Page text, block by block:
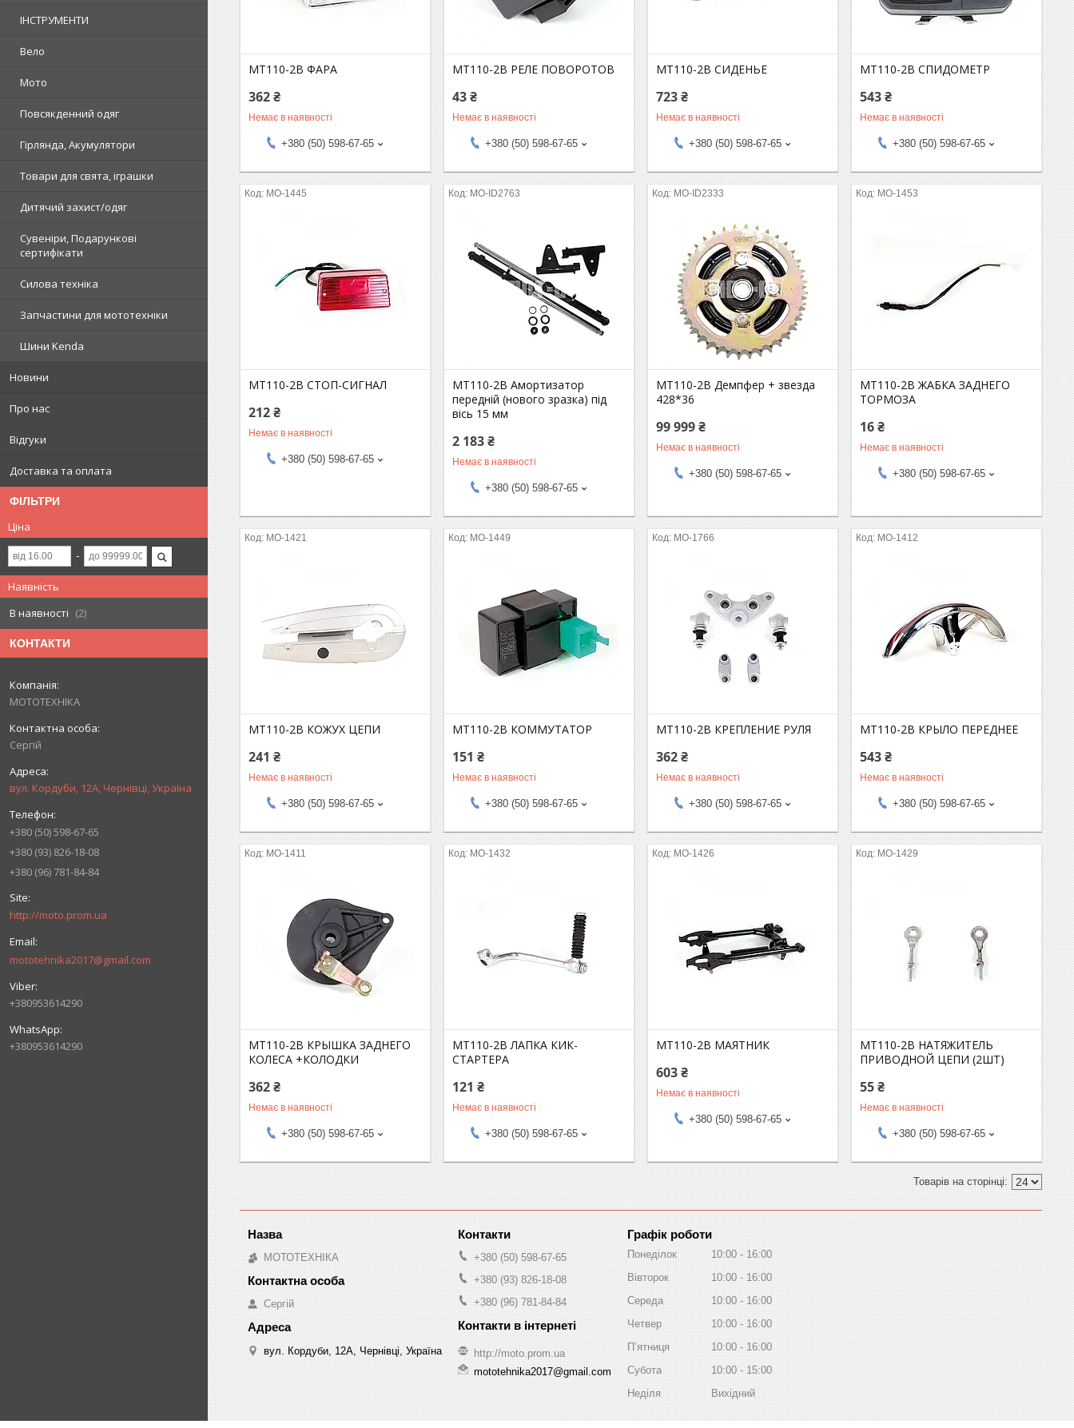
ІНСТРУМЕНТИ
Вело
Мото
Повсякденний одяг
Гірлянда, Акумулятори
Товари для свята, іграшки
Дитячий захист/одяг
Сувеніри, Подарункові
сертифікати
Силова техніка
Запчастини для мототехніки
Шини Kenda
Новини
Про нас
Відгуки
Доставка та оплата
ФІЛЬТРИ
Ціна
Наявність
В наявності
2
КОНТАКТИ
МОТОТЕХНІКА
Сергій
вул. Кордуби, 12А, Чернівці, Україна
+380 (50) 598-67-65
+380 (93) 826-18-08
+380 (96) 781-84-84
http://moto.prom.ua
mototehnika2017@gmail.com
+380953614290
+380953614290
MT110-2B ФАРА
362 ₴
Немає в наявності
+380 (50) 598-67-65
MT110-2B РЕЛЕ ПОВОРОТОВ
43 ₴
Немає в наявності
+380 (50) 598-67-65
MT110-2B СИДЕНЬЕ
723 ₴
Немає в наявності
+380 (50) 598-67-65
MT110-2B СПИДОМЕТР
543 ₴
Немає в наявності
+380 (50) 598-67-65
MO-1445
MT110-2B СТОП-СИГНАЛ
212 ₴
Немає в наявності
+380 (50) 598-67-65
MO-ID2763
MT110-2B Амортизатор
передній (нового зразка) під
вісь 15 мм
2 183 ₴
Немає в наявності
+380 (50) 598-67-65
MO-ID2333
MT110-2B Демпфер + звезда
428*36
99 999 ₴
Немає в наявності
+380 (50) 598-67-65
MO-1453
MT110-2B ЖАБКА ЗАДНЕГО
ТОРМОЗА
16 ₴
Немає в наявності
+380 (50) 598-67-65
MO-1421
MT110-2B КОЖУХ ЦЕПИ
241 ₴
Немає в наявності
+380 (50) 598-67-65
MO-1449
MT110-2B КОММУТАТОР
151 ₴
Немає в наявності
+380 (50) 598-67-65
MO-1766
MT110-2B КРЕПЛЕНИЕ РУЛЯ
362 ₴
Немає в наявності
+380 (50) 598-67-65
MO-1412
MT110-2B КРЫЛО ПЕРЕДНЕЕ
543 ₴
Немає в наявності
+380 (50) 598-67-65
MO-1411
MT110-2B КРЫШКА ЗАДНЕГО
КОЛЕСА +КОЛОДКИ
362 ₴
Немає в наявності
+380 (50) 598-67-65
MO-1432
MT110-2B ЛАПКА КИК-
СТАРТЕРА
121 ₴
Немає в наявності
+380 (50) 598-67-65
MO-1426
MT110-2B МАЯТНИК
603 ₴
Немає в наявності
+380 (50) 598-67-65
MO-1429
MT110-2B НАТЯЖИТЕЛЬ
ПРИВОДНОЙ ЦЕПИ (2ШТ)
55 ₴
Немає в наявності
+380 (50) 598-67-65
МОТОТЕХНІКА
Сергій
вул. Кордуби, 12А, Чернівці, Україна
+380 (50) 598-67-65
+380 (93) 826-18-08
+380 (96) 781-84-84
http://moto.prom.ua
mototehnika2017@gmail.com
Графік роботи
Понеділок 10:00
16:00
Вівторок
10:00
16:00
Середа
10:00
16:00
Четвер
10:00
16:00
Пʼятниця
10:00
16:00
Субота
10:00
15:00
Неділя
Вихідний